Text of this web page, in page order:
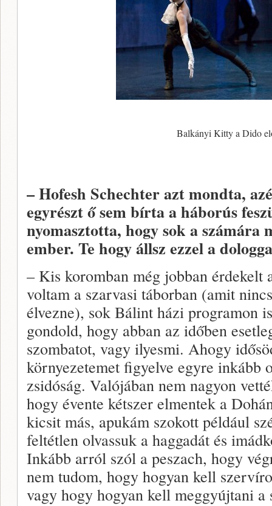
Balkányi Kitty a Dido
– Hofesh Schechter azt mondta,
egyrészt ő sem bírta a háborús
nyomasztotta, hogy sok a számára
ember. Te hogy állsz ezzel a
– Kis koromban még jobban érdekelt
voltam a szarvasi táborban (amit
élvezne), sok Bálint házi programon
gondold, hogy abban az időben
szombatot, vagy ilyesmi. Ahogy
környezetemet figyelve egyre inkább
zsidóság. Valójában nem nagyon
hogy évente kétszer elmentek a
kicsit más, apukám szokott például
feltétlen olvassuk a haggadát és
Inkább arról szól a peszach, hogy
nem tudom, hogy hogyan kell
vagy hogy hogyan kell meggyújtani